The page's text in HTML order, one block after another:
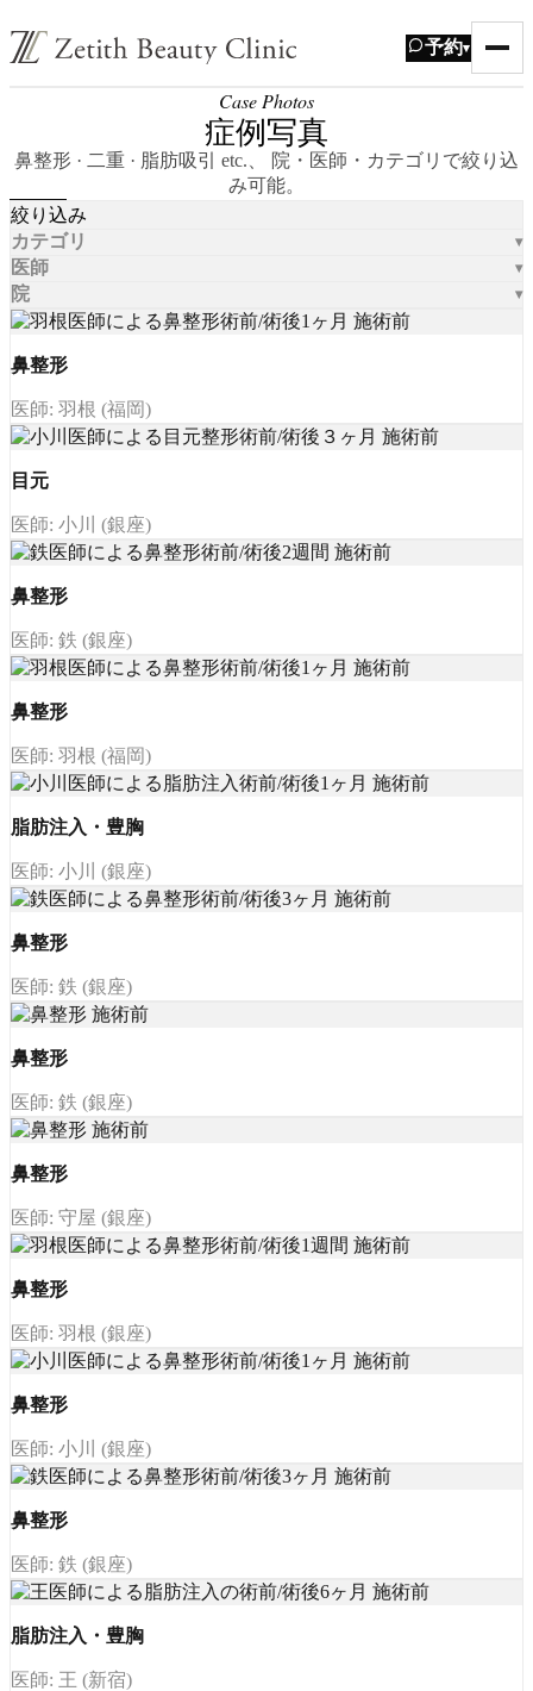
予約▾
Case Photos
症例写真
鼻整形 · 二重 · 脂肪吸引 etc.、 院・医師・カテゴリで絞り込
み可能。
絞り込み
カテゴリ
医師
院
鼻整形
医師: 羽根 (福岡)
目元
医師: 小川 (銀座)
鼻整形
医師: 鉄 (銀座)
鼻整形
医師: 羽根 (福岡)
脂肪注入・豊胸
医師: 小川 (銀座)
鼻整形
医師: 鉄 (銀座)
鼻整形
医師: 鉄 (銀座)
鼻整形
医師: 守屋 (銀座)
鼻整形
医師: 羽根 (銀座)
鼻整形
医師: 小川 (銀座)
鼻整形
医師: 鉄 (銀座)
脂肪注入・豊胸
医師: 王 (新宿)